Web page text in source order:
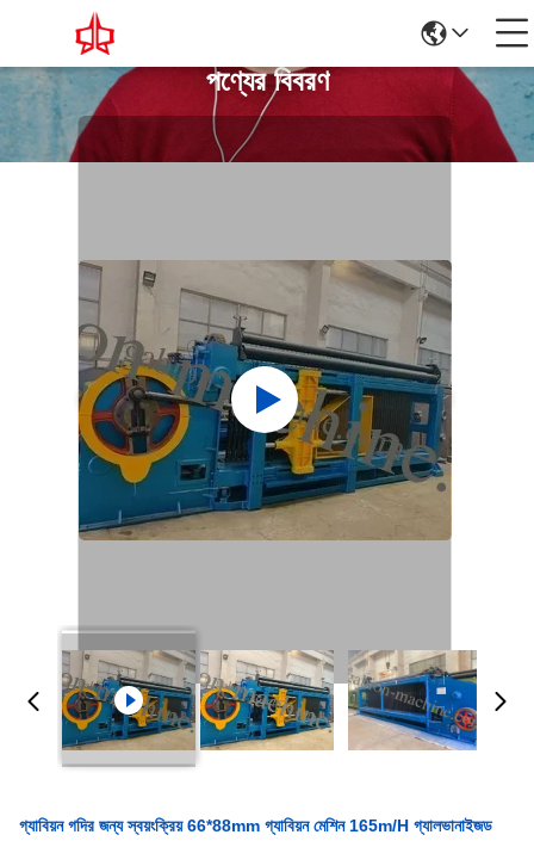
পণ্যের বিবরণ
গ্যাবিয়ন গদির জন্য স্বয়ংক্রিয় 66*88mm গ্যাবিয়ন মেশিন 165m/h গ্যালভানাইজড